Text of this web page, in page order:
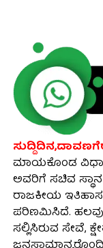
ಮಾಯಕೊಂಡ
ಅವರಿಗೆ ಸಚಿವ
ರಾಜಕೀಯ
ಪರಿಣಮಿಸಿದೆ.
ಸಲ್ಲಿಸಿರುವ ಸೇವೆ,